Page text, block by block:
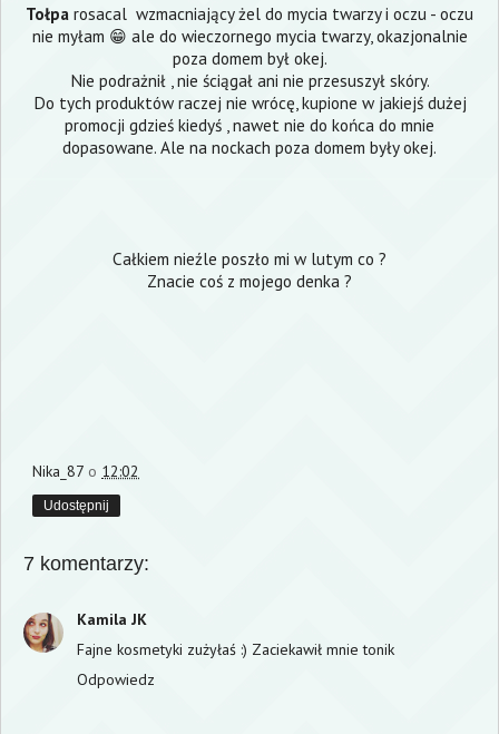
Tołpa rosacal wzmacniający żel do mycia twarzy i oczu - oczu
nie myłam 😁 ale do wieczornego mycia twarzy, okazjonalnie
poza domem był okej.
Nie podrażnił , nie ściągał ani nie przesuszył skóry.
Do tych produktów raczej nie wrócę, kupione w jakiejś dużej
promocji gdzieś kiedyś , nawet nie do końca do mnie
dopasowane. Ale na nockach poza domem były okej.
Całkiem nieźle poszło mi w lutym co ?
Znacie coś z mojego denka ?
Nika_87 o 12:02
Udostępnij
7 komentarzy:
Kamila JK
Fajne kosmetyki zużyłaś :) Zaciekawił mnie tonik
Odpowiedz